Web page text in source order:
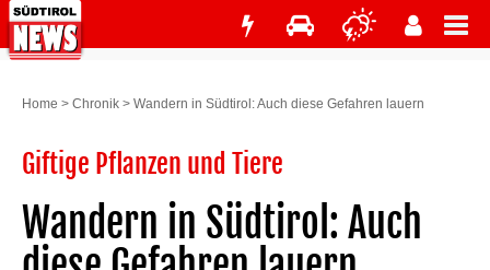
Home > Chronik > Wandern in Südtirol: Auch diese Gefahren lauern
Giftige Pflanzen und Tiere
Wandern in Südtirol: Auch